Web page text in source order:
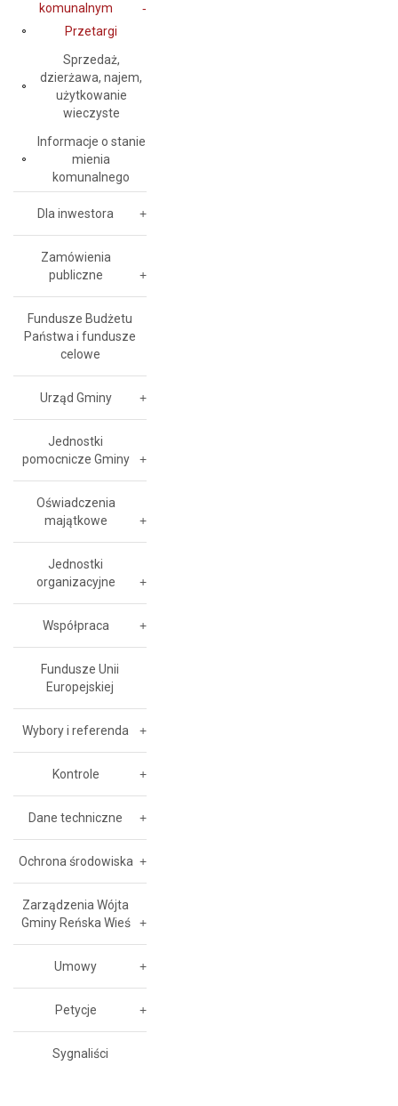
komunalnym
Przetargi
Sprzedaż,
dzierżawa, najem,
użytkowanie
wieczyste
Informacje o stanie
mienia
komunalnego
Dla inwestora
Zamówienia
publiczne
Fundusze Budżetu
Państwa i fundusze
celowe
Urząd Gminy
Jednostki
pomocnicze Gminy
Oświadczenia
majątkowe
Jednostki
organizacyjne
Współpraca
Fundusze Unii
Europejskiej
Wybory i referenda
Kontrole
Dane techniczne
Ochrona środowiska
Zarządzenia Wójta
Gminy Reńska Wieś
Umowy
Petycje
Sygnaliści